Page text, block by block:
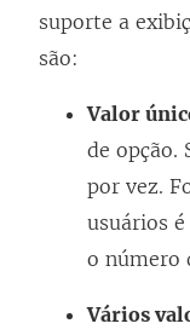
suporte a
são:
Valor
de opção.
por vez.
usuários
o número
Vários